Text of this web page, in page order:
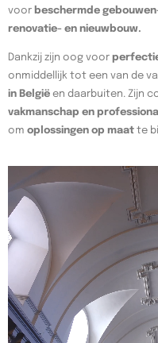
voor beschermde
renovatie- en nieuwbouw.
Dankzij zijn oog voor
onmiddellijk tot een van de
in België en daarbuiten. Zijn
vakmanschap en
om oplossingen op maat te